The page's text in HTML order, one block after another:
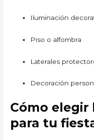
Iluminación
Piso o alfombra
Laterales
Decoración
Cómo elegir
para tu